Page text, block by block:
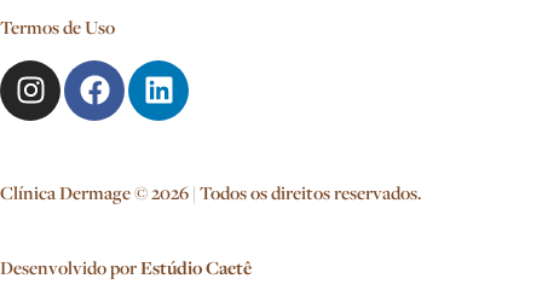
Termos de Uso
Clínica Dermage © 2026 | Todos os direitos reservados.
Desenvolvido porEstúdio Caetê